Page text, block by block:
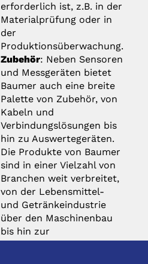
erforderlich ist, z.B. in der
Materialprüfung oder in
der
Produktionsüberwachung.
Zubehör: Neben Sensoren
und Messgeräten bietet
Baumer auch eine breite
Palette von Zubehör, von
Kabeln und
Verbindungslösungen bis
hin zu Auswertegeräten.
Die Produkte von Baumer
sind in einer Vielzahl von
Branchen weit verbreitet,
von der Lebensmittel-
und Getränkeindustrie
über den Maschinenbau
bis hin zur